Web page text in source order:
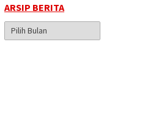
ARSIP BERITA
Arsip
Berita